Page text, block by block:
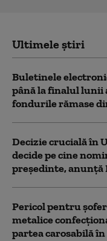
Ultimele știri
Buletinele
până la finalul lunii
fondurile rămase
Decizie crucială în
decide pe cine
președinte, anunță
Pericol pentru
metalice
partea carosabilă